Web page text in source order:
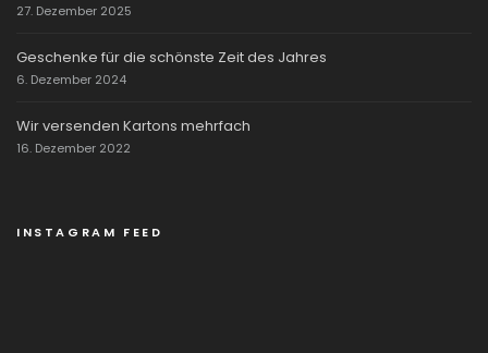
27. Dezember 2025
Geschenke für die schönste Zeit des Jahres
6. Dezember 2024
Wir versenden Kartons mehrfach
16. Dezember 2022
INSTAGRAM FEED